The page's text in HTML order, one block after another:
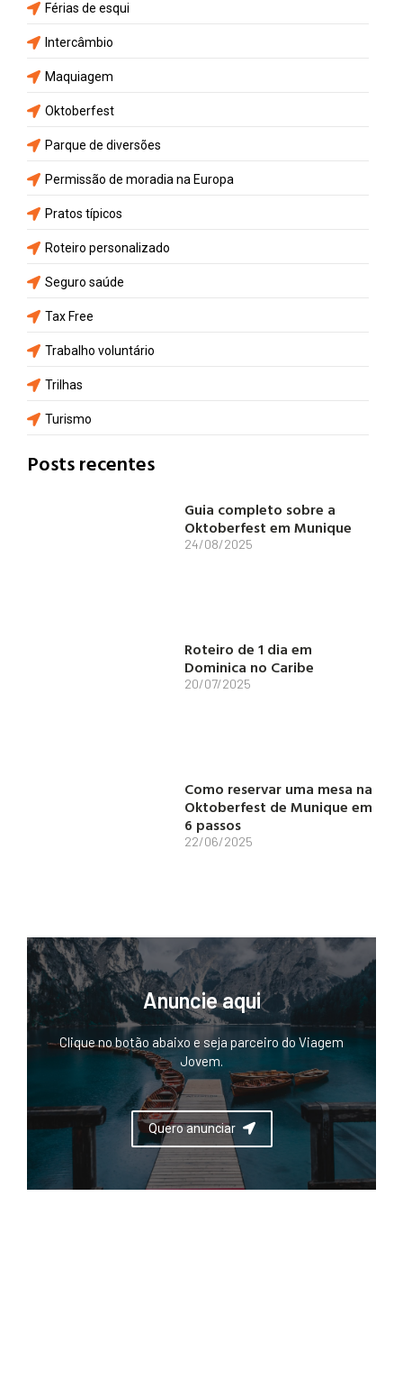
Férias de esqui
Intercâmbio
Maquiagem
Oktoberfest
Parque de diversões
Permissão de moradia na Europa
Pratos típicos
Roteiro personalizado
Seguro saúde
Tax Free
Trabalho voluntário
Trilhas
Turismo
Posts recentes
Guia completo sobre a
Oktoberfest em Munique
24/08/2025
Roteiro de 1 dia em
Dominica no Caribe
20/07/2025
Como reservar uma mesa na
Oktoberfest de Munique em
6 passos
22/06/2025
Anuncie aqui
Clique no botão abaixo e seja parceiro do Viagem
Jovem.
Quero anunciar